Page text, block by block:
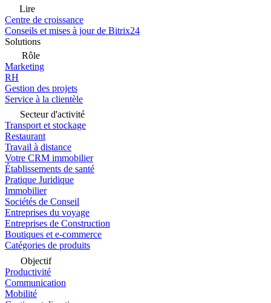
Lire
Centre de croissance
Conseils et mises à jour de Bitrix24
Solutions
Rôle
Marketing
RH
Gestion des projets
Service à la clientèle
Secteur d'activité
Transport et stockage
Restaurant
Travail à distance
Votre CRM immobilier
Établissements de santé
Pratique Juridique
Immobilier
Sociétés de Conseil
Entreprises du voyage
Entreprises de Construction
Boutiques et e-commerce
Catégories de produits
Objectif
Productivité
Communication
Mobilité